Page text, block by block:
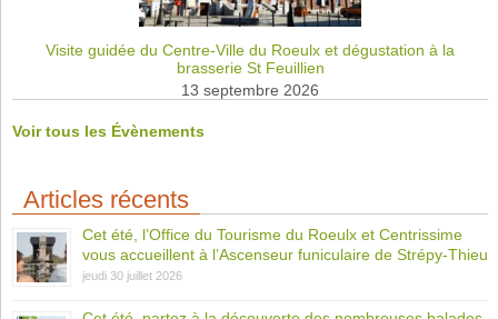
Visite guidée du Centre-Ville du Roeulx et dégustation à la
brasserie St Feuillien
13 septembre 2026
Voir tous les Évènements
Articles récents
Cet été, l’Office du Tourisme du Roeulx et Centrissime
vous accueillent à l’Ascenseur funiculaire de Strépy-Thieu
jeudi 30 juillet 2026